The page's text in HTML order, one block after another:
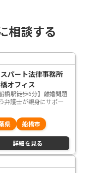
相談する
パート法律事務所
オフィス
船橋駅徒歩6分】離婚問題
弁護士が親身にサポー
県
船橋市
詳細を見る